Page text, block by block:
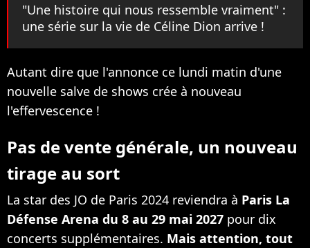
"Une histoire qui nous ressemble vraiment" :
une série sur la vie de Céline Dion arrive !
Autant dire que l'annonce ce lundi matin d'une
nouvelle salve de shows crée à nouveau
l'effervescence !
Pas de vente générale, un nouveau
tirage au sort
La star des JO de Paris 2024 reviendra à Paris La
Défense Arena du 8 au 29 mai 2027 pour dix
concerts supplémentaires. Mais attention, tout